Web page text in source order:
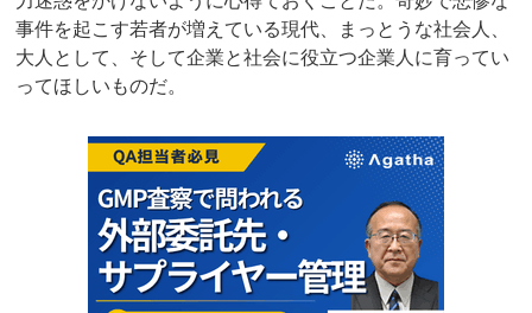
事件を起こす若者が増えている現代、まっとうな社会人、
大人として、そして企業と社会に役立つ企業人に育ってい
ってほしいものだ。